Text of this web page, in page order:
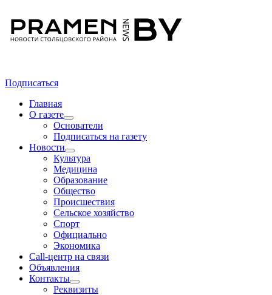
Подписаться
Главная
О газете
Основатели
Подписаться на газету
Новости
Культура
Медицина
Образование
Общество
Происшествия
Сельское хозяйство
Спорт
Официально
Экономика
Call-центр на связи
Объявления
Контакты
Реквизиты